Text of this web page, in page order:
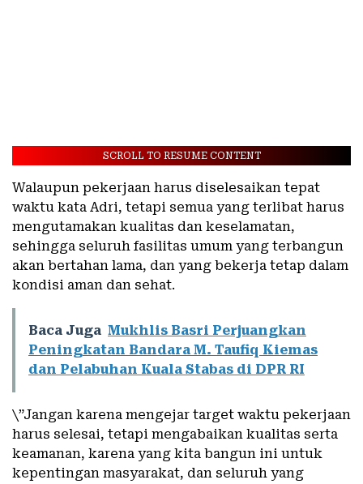
SCROLL TO RESUME CONTENT
Walaupun pekerjaan harus diselesaikan tepat
waktu kata Adri, tetapi semua yang terlibat harus
mengutamakan kualitas dan keselamatan,
sehingga seluruh fasilitas umum yang terbangun
akan bertahan lama, dan yang bekerja tetap dalam
kondisi aman dan sehat.
Baca Juga Mukhlis Basri Perjuangkan
Peningkatan Bandara M. Taufiq Kiemas
dan Pelabuhan Kuala Stabas di DPR RI
\”Jangan karena mengejar target waktu pekerjaan
harus selesai, tetapi mengabaikan kualitas serta
keamanan, karena yang kita bangun ini untuk
kepentingan masyarakat, dan seluruh yang